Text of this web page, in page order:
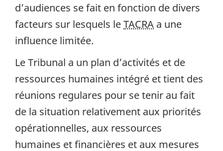
d’audiences se fait en fonction de divers
facteurs sur lesquels leTACRA a une
influence limitée.
Le Tribunal a un plan d’activités et de
ressources humaines intégré et tient des
réunions regulares pour se tenir au fait
de la situation relativement aux priorités
opérationnelles, aux ressources
humaines et financières et aux mesures